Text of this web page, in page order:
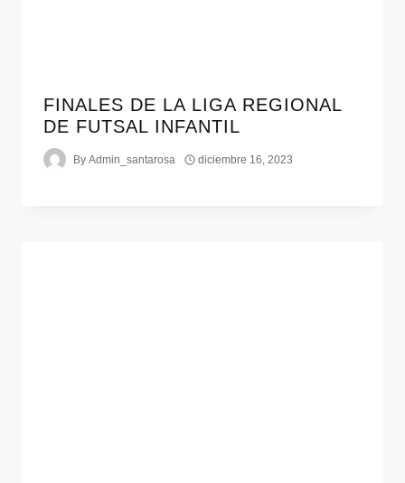
FINALES DE LA LIGA REGIONAL
DE FUTSAL INFANTIL
By Admin_santarosa diciembre 16, 2023